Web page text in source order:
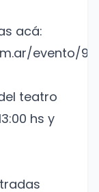
acá:
evento/
teatro
hs y